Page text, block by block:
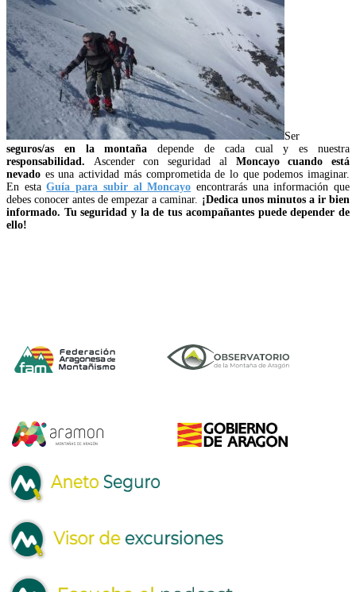
Ser
seguros/as en la montaña depende de cada cual y es nuestra
responsabilidad. Ascender con seguridad al Moncayo cuando está
nevado es una actividad más comprometida de lo que podemos imaginar.
En estaGuía para subir al Moncayo encontrarás una información que
debes conocer antes de empezar a caminar. ¡Dedica unos minutos a ir bien
informado. Tu seguridad y la de tus acompañantes puede depender de
ello!